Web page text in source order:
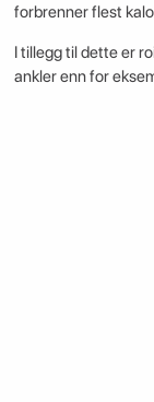
forbrenner flest
I tillegg til dette er
ankler enn for